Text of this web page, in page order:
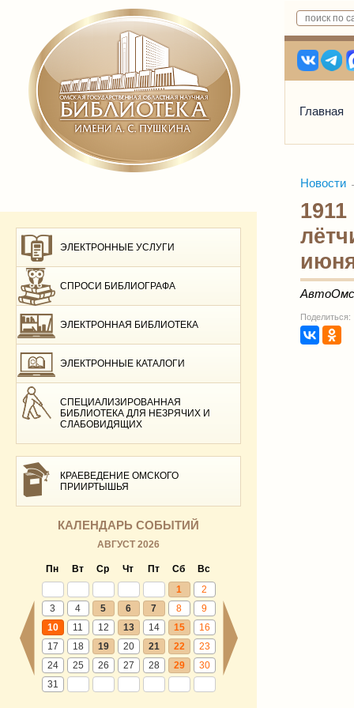
Главная
ЭЛЕКТРОННЫЕ УСЛУГИ
СПРОСИ БИБЛИОГРАФА
ЭЛЕКТРОННАЯ БИБЛИОТЕКА
ЭЛЕКТРОННЫЕ КАТАЛОГИ
СПЕЦИАЛИЗИРОВАННАЯ
БИБЛИОТЕКА ДЛЯ НЕЗРЯЧИХ И
СЛАБОВИДЯЩИХ
КРАЕВЕДЕНИЕ ОМСКОГО
ПРИИРТЫШЬЯ
КАЛЕНДАРЬ СОБЫТИЙ
АВГУСТ 2026
Пн Вт Ср Чт Пт Сб
Вс
1
2
3
4 5 6 7 8
9
10
11 12 13 14 15
16
17
18 19 20 21 22
23
24
25 26 27 28 29
30
31
Новости
Поделиться: